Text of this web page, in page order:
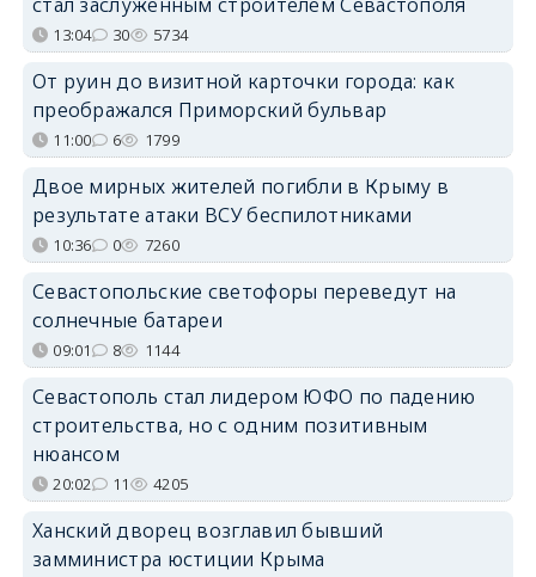
13:04 30 5734
От руин до визитной карточки города: как
преображался Приморский бульвар
11:00 6 1799
Двое мирных жителей погибли в Крыму в
результате атаки ВСУ беспилотниками
10:36 0 7260
Севастопольские светофоры переведут на
солнечные батареи
09:01 8 1144
Севастополь стал лидером ЮФО по падению
строительства, но с одним позитивным
нюансом
20:02 11 4205
Ханский дворец возглавил бывший
замминистра юстиции Крыма